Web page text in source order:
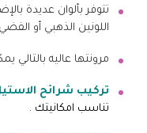
تتوفر بألوان عديدة
اللونين الذهبي أو
مرونتها عاليه بالتالي
تركيب شرائح
تناسب امكانيتك .